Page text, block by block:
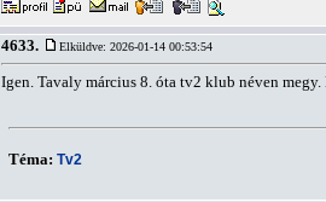
4633. Elküldve: 2026-01-14 00:53:54
Igen. Tavaly március 8. óta tv2 klub néven
Téma: Tv2